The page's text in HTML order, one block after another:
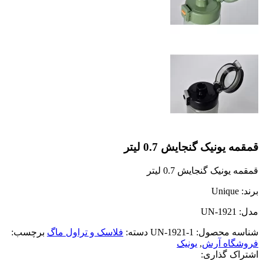
قمقمه یونیک گنجایش 0.7 لیتر
قمقمه یونیک گنجایش 0.7 لیتر
برند: Unique
مدل: UN-1921
شناسه محصول: UN-1921-1 دسته: فلاسک و تراول ماگ برچسب:
فروشگاه آرش, یونیک
اشتراک گذاری: